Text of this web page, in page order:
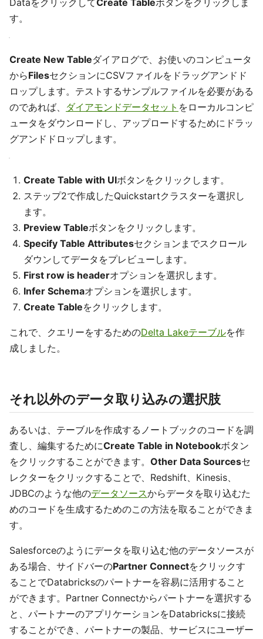
DataをクリックしてCreate Tableボタンをクリックしま
す。
Create New Tableダイアログで、お使いのコンピュータ
からFilesセクションにCSVファイルをドラッグアンドド
ロップします。テストするサンプルファイルを必要がある
のであれば、 ダイアモンドデータセット をローカルコンピ
ュータをダウンロードし、アップロードするためにドラッ
グアンドドロップします。
Create Table with UIボタンをクリックします。
ステップ2で作成したQuickstartクラスターを選択し
ます。
Preview Tableボタンをクリックします。
Specify Table Attributesセクションまでスクロール
ダウンしてデータをプレビューします。
First row is headerオプションを選択します。
Infer Schemaオプションを選択します。
Create Tableをクリックします。
これで、クエリーをするためのDelta Lakeテーブルを作
成しました。
それ以外のデータ取り込みの選択肢
あるいは、テーブルを作成するノートブックのコードを調
査し、編集するためにCreate Table in Notebookボタン
をクリックすることができます。 Other Data Sourcesセ
レクターをクリックすることで、Redshift、Kinesis、
JDBCのような他のデータソースからデータを取り込むた
めのコードを生成するためのこの方法を取ることができま
す。
Salesforceのようにデータを取り込む他のデータソースが
ある場合、サイドバーのPartner Connectをクリックす
ることでDatabricksのパートナーを容易に活用すること
ができます。Partner Connectからパートナーを選択する
と、パートナーのアプリケーションをDatabricksに接続
することができ、パートナーの製品、サービスにユーザー